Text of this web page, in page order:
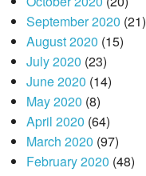
September 2020 (21)
August 2020 (15)
July 2020 (23)
June 2020 (14)
May 2020 (8)
April 2020 (64)
March 2020 (97)
February 2020 (48)